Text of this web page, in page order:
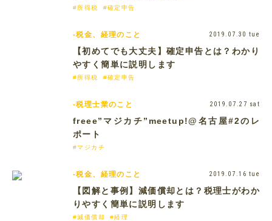
#所得税 #確定申告
-税金、経理のこと 2019.07.30 tue
【初めてでも大丈夫】確定申告とは？わかり
やすく簡単に説明します
#所得税 #確定申告
-税理士業のこと 2019.07.27 sat
freee”マジカチ”meetup!@名古屋#2のレ
ポート
#マジカチ
-税金、経理のこと 2019.07.16 tue
【図解と事例】減価償却とは？税理士がわか
りやすく簡単に説明します
#減価償却 #経理